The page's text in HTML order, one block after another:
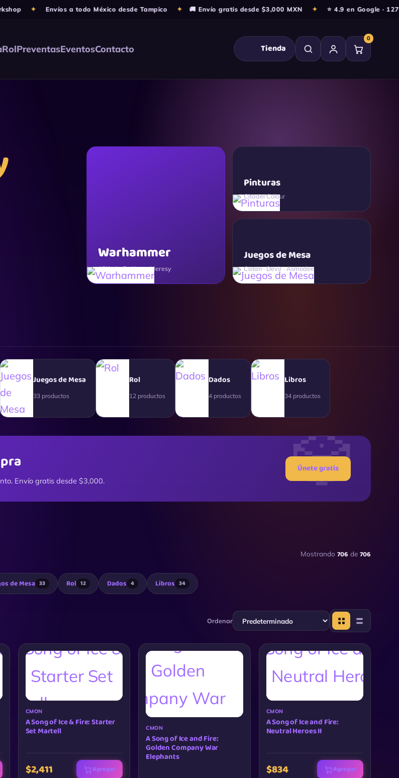
✦ Envíos a todo México desde Tampico ✦ 🚚 Envío gratis desde $3,000 MXN ✦ ⭐ 4.9 en Google · 127+
RolPreventasEventosContacto Tienda
0
Warhammer
40K · AoS · Horus Heresy
Pinturas
Citadel Colour
Juegos de Mesa
Catan · Devir · Asmodee
Juegos de Mesa
33 productos
Rol
12 productos
Dados
4 productos
Libros
34 productos
Envío gratis desde $3,000.
Únete gratis
Mostrando 706 de 706
de Mesa 33 Rol 12 Dados 4 Libros 34
Ordenar
CMON
A Song of Ice & Fire: Starter
Set Martell
$2,411 Agregar
CMON
A Song of Ice and Fire:
Golden Company War
Elephants
CMON
A Song of Ice and Fire:
Neutral Heroes II
$834 Agregar